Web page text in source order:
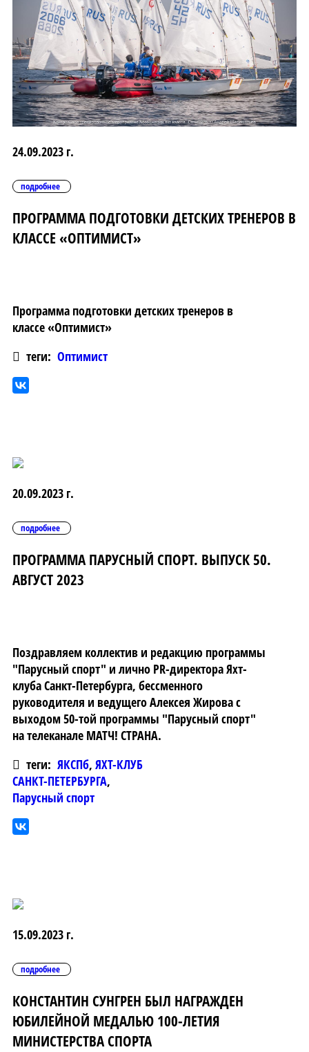
24.09.2023 г.
подробнее
ПРОГРАММА ПОДГОТОВКИ ДЕТСКИХ ТРЕНЕРОВ В
КЛАССЕ «ОПТИМИСТ»
Программа подготовки детских тренеров в
классе «Оптимист»
теги: Оптимист
20.09.2023 г.
подробнее
ПРОГРАММА ПАРУСНЫЙ СПОРТ. ВЫПУСК 50.
АВГУСТ 2023
Поздравляем коллектив и редакцию программы
"Парусный спорт" и лично PR-директора Яхт-
клуба Санкт-Петербурга, бессменного
руководителя и ведущего Алексея Жирова с
выходом 50-той программы "Парусный спорт"
на телеканале МАТЧ! СТРАНА.
теги: ЯКСПб, ЯХТ-КЛУБ
САНКТ-ПЕТЕРБУРГА,
Парусный спорт
15.09.2023 г.
подробнее
КОНСТАНТИН СУНГРЕН БЫЛ НАГРАЖДЕН
ЮБИЛЕЙНОЙ МЕДАЛЬЮ 100-ЛЕТИЯ
МИНИСТЕРСТВА СПОРТА